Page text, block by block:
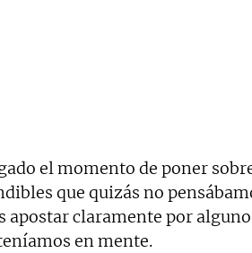
el momento de poner
que quizás no
apostar claramente por
en mente.